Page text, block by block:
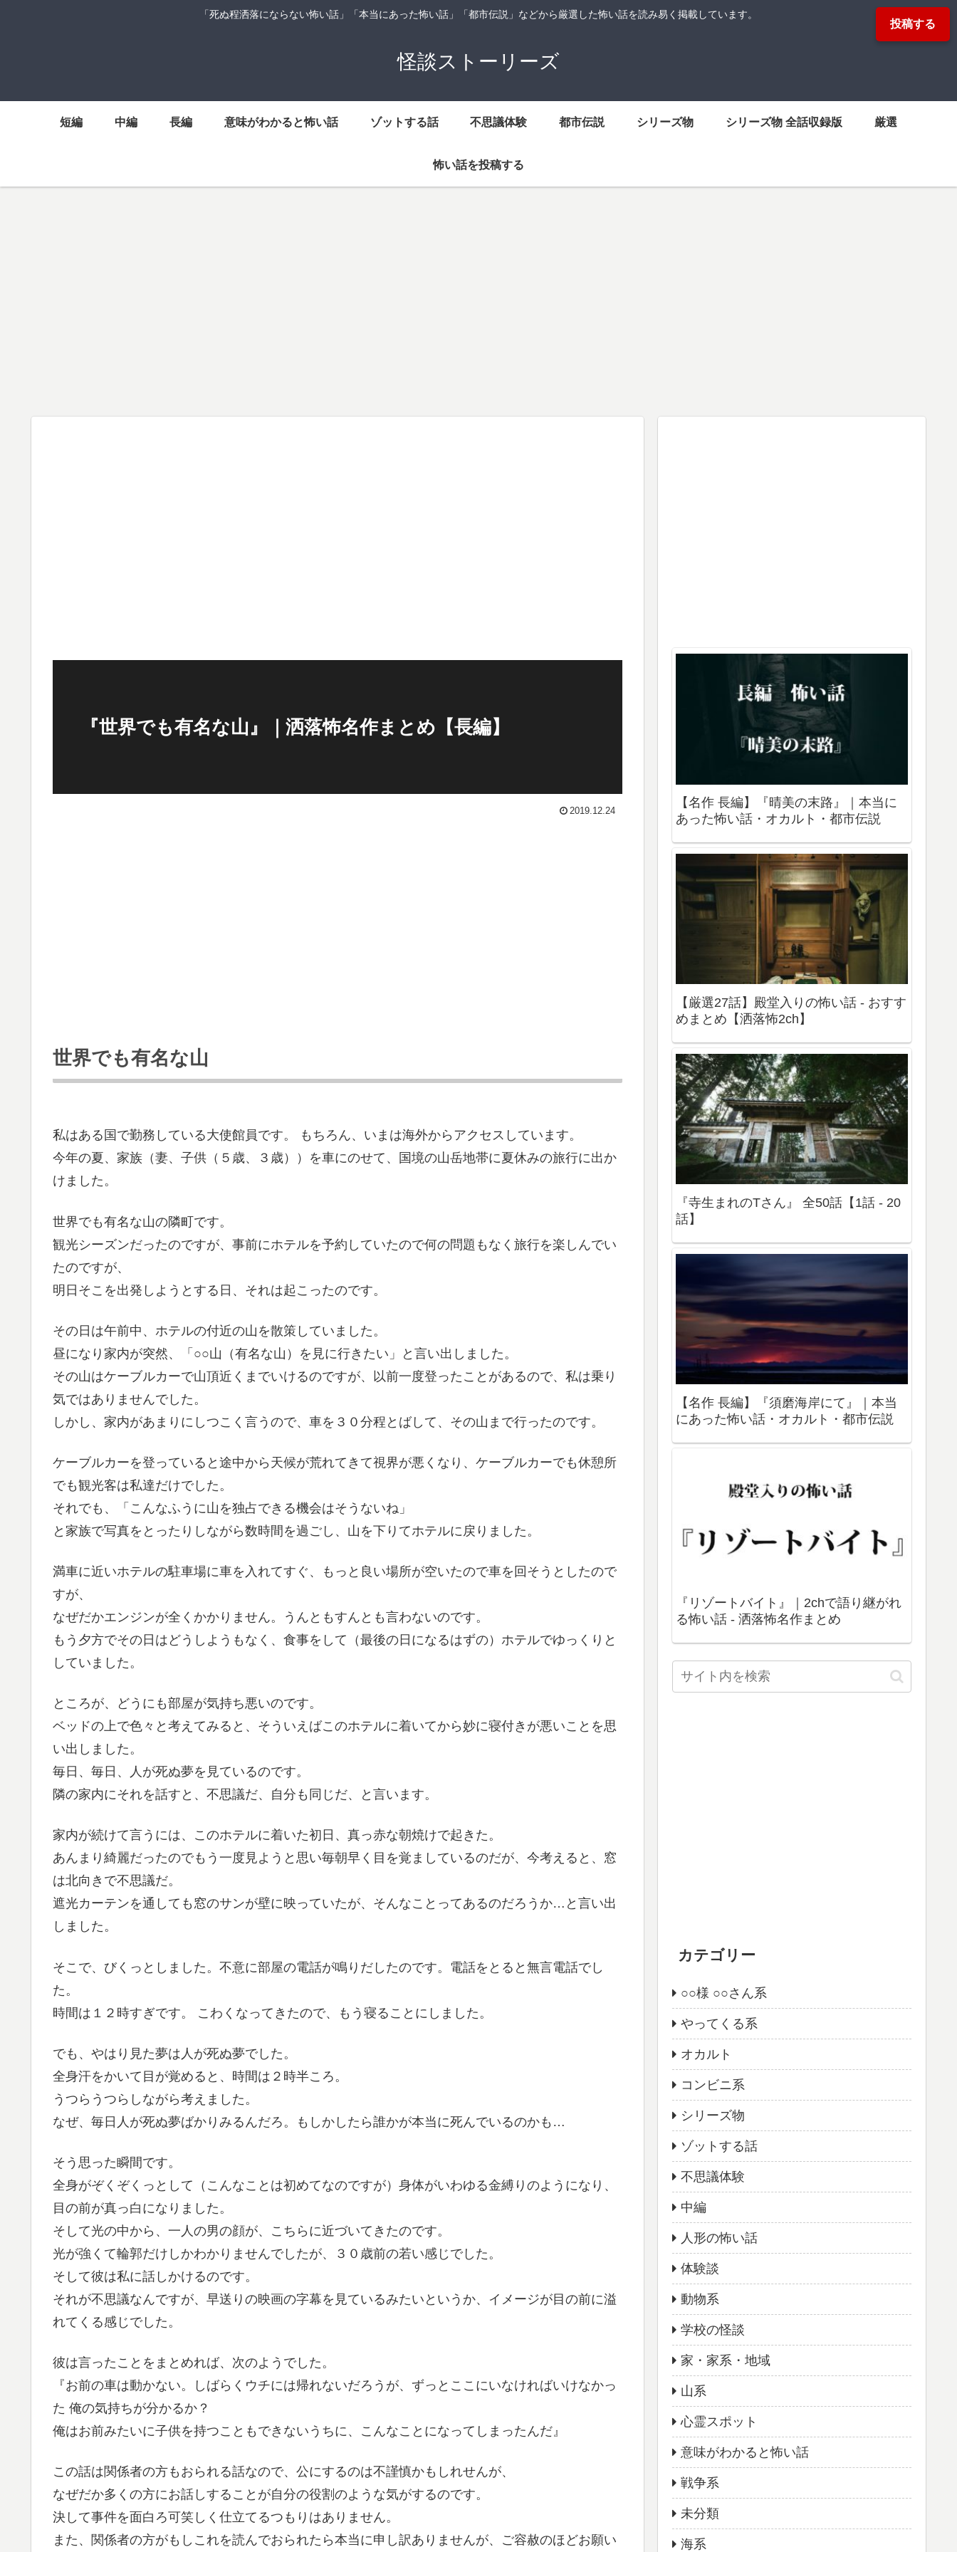
投稿する
「死ぬ程洒落にならない怖い話」「本当にあった怖い話」「都市伝説」などから厳選した怖い話を読み易く掲載しています。
怪談ストーリーズ
短編 中編 長編 意味がわかると怖い話 ゾットする話 不思議体験 都市伝説 シリーズ物 シリーズ物 全話収録版 厳選
怖い話を投稿する
『世界でも有名な山』｜洒落怖名作まとめ【長編】
2019.12.24
世界でも有名な山
私はある国で勤務している大使館員です。 もちろん、いまは海外からアクセスしています。
今年の夏、家族（妻、子供（５歳、３歳））を車にのせて、国境の山岳地帯に夏休みの旅行に出か
けました。
世界でも有名な山の隣町です。
観光シーズンだったのですが、事前にホテルを予約していたので何の問題もなく旅行を楽しんでい
たのですが、
明日そこを出発しようとする日、それは起こったのです。
その日は午前中、ホテルの付近の山を散策していました。
昼になり家内が突然、「○○山（有名な山）を見に行きたい」と言い出しました。
その山はケーブルカーで山頂近くまでいけるのですが、以前一度登ったことがあるので、私は乗り
気ではありませんでした。
しかし、家内があまりにしつこく言うので、車を３０分程とばして、その山まで行ったのです。
ケーブルカーを登っていると途中から天候が荒れてきて視界が悪くなり、ケーブルカーでも休憩所
でも観光客は私達だけでした。
それでも、「こんなふうに山を独占できる機会はそうないね」
と家族で写真をとったりしながら数時間を過ごし、山を下りてホテルに戻りました。
満車に近いホテルの駐車場に車を入れてすぐ、もっと良い場所が空いたので車を回そうとしたので
すが、
なぜだかエンジンが全くかかりません。うんともすんとも言わないのです。
もう夕方でその日はどうしようもなく、食事をして（最後の日になるはずの）ホテルでゆっくりと
していました。
ところが、どうにも部屋が気持ち悪いのです。
ベッドの上で色々と考えてみると、そういえばこのホテルに着いてから妙に寝付きが悪いことを思
い出しました。
毎日、毎日、人が死ぬ夢を見ているのです。
隣の家内にそれを話すと、不思議だ、自分も同じだ、と言います。
家内が続けて言うには、このホテルに着いた初日、真っ赤な朝焼けで起きた。
あんまり綺麗だったのでもう一度見ようと思い毎朝早く目を覚ましているのだが、今考えると、窓
は北向きで不思議だ。
遮光カーテンを通しても窓のサンが壁に映っていたが、そんなことってあるのだろうか…と言い出
しました。
そこで、びくっとしました。不意に部屋の電話が鳴りだしたのです。電話をとると無言電話でし
た。
時間は１２時すぎです。 こわくなってきたので、もう寝ることにしました。
でも、やはり見た夢は人が死ぬ夢でした。
全身汗をかいて目が覚めると、時間は２時半ころ。
うつらうつらしながら考えました。
なぜ、毎日人が死ぬ夢ばかりみるんだろ。もしかしたら誰かが本当に死んでいるのかも…
そう思った瞬間です。
全身がぞくぞくっとして（こんなことは初めてなのですが）身体がいわゆる金縛りのようになり、
目の前が真っ白になりました。
そして光の中から、一人の男の顔が、こちらに近づいてきたのです。
光が強くて輪郭だけしかわかりませんでしたが、３０歳前の若い感じでした。
そして彼は私に話しかけるのです。
それが不思議なんですが、早送りの映画の字幕を見ているみたいというか、イメージが目の前に溢
れてくる感じでした。
彼は言ったことをまとめれば、次のようでした。
『お前の車は動かない。しばらくウチには帰れないだろうが、ずっとここにいなければいけなかっ
た 俺の気持ちが分かるか？
俺はお前みたいに子供を持つこともできないうちに、こんなことになってしまったんだ』
この話は関係者の方もおられる話なので、公にするのは不謹慎かもしれせんが、
なぜだか多くの方にお話しすることが自分の役割のような気がするのです。
決して事件を面白ろ可笑しく仕立てるつもりはありません。
また、関係者の方がもしこれを読んでおられたら本当に申し訳ありませんが、ご容赦のほどお願い
【名作 長編】『晴美の末路』｜本当に
あった怖い話・オカルト・都市伝説
【厳選27話】殿堂入りの怖い話 - おすす
めまとめ【洒落怖2ch】
『寺生まれのTさん』 全50話【1話 - 20
話】
【名作 長編】『須磨海岸にて』｜本当
にあった怖い話・オカルト・都市伝説
『リゾートバイト』｜2chで語り継がれ
る怖い話 - 洒落怖名作まとめ
カテゴリー
○○様 ○○さん系
やってくる系
オカルト
コンビニ系
シリーズ物
ゾットする話
不思議体験
中編
人形の怖い話
体験談
動物系
学校の怪談
家・家系・地域
山系
心霊スポット
意味がわかると怖い話
戦争系
未分類
海系